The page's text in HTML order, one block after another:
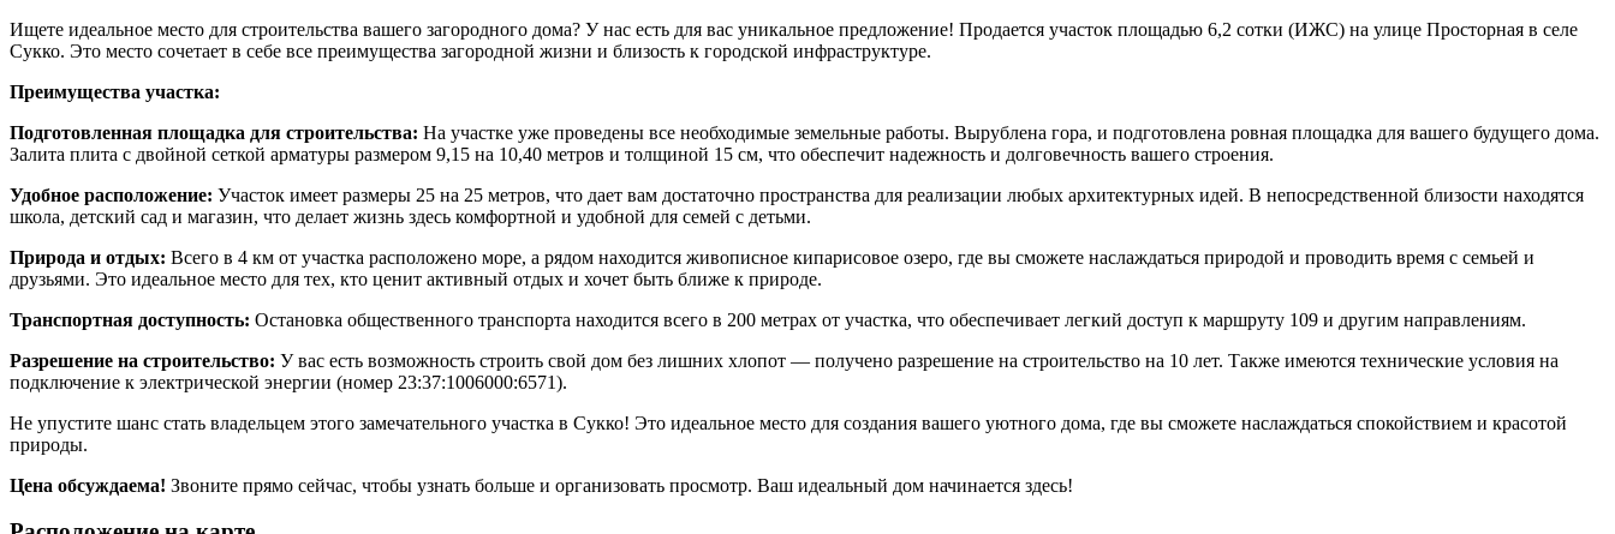
Ищете идеальное место для строительства вашего загородного дома? У нас есть для вас уникальное предложение! Продается участок площадью 6,2 сотки (ИЖС) на улице Просторная в селе
Сукко. Это место сочетает в себе все преимущества загородной жизни и близость к городской инфраструктуре.
Преимущества участка:
Подготовленная площадка для строительства: На участке уже проведены все необходимые земельные работы. Вырублена гора, и подготовлена ровная площадка для вашего будущего дома.
Залита плита с двойной сеткой арматуры размером 9,15 на 10,40 метров и толщиной 15 см, что обеспечит надежность и долговечность вашего строения.
Удобное расположение: Участок имеет размеры 25 на 25 метров, что дает вам достаточно пространства для реализации любых архитектурных идей. В непосредственной близости находятся
школа, детский сад и магазин, что делает жизнь здесь комфортной и удобной для семей с детьми.
Природа и отдых: Всего в 4 км от участка расположено море, а рядом находится живописное кипарисовое озеро, где вы сможете наслаждаться природой и проводить время с семьей и
друзьями. Это идеальное место для тех, кто ценит активный отдых и хочет быть ближе к природе.
Транспортная доступность: Остановка общественного транспорта находится всего в 200 метрах от участка, что обеспечивает легкий доступ к маршруту 109 и другим направлениям.
Разрешение на строительство: У вас есть возможность строить свой дом без лишних хлопот — получено разрешение на строительство на 10 лет. Также имеются технические условия на
подключение к электрической энергии (номер 23:37:1006000:6571).
Не упустите шанс стать владельцем этого замечательного участка в Сукко! Это идеальное место для создания вашего уютного дома, где вы сможете наслаждаться спокойствием и красотой
природы.
Цена обсуждаема! Звоните прямо сейчас, чтобы узнать больше и организовать просмотр. Ваш идеальный дом начинается здесь!